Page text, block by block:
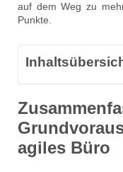
auf dem Weg zu
Punkte.
agiles Büro